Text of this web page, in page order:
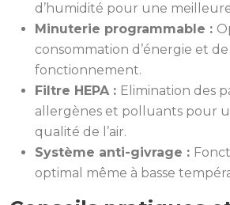
d’humidité pour une
Minuterie programmable :
consommation d’énergie et
fonctionnement.
Filtre HEPA : Elimination des
allergènes et polluants pour
qualité de l’air.
Système anti-givrage :
optimal même à basse